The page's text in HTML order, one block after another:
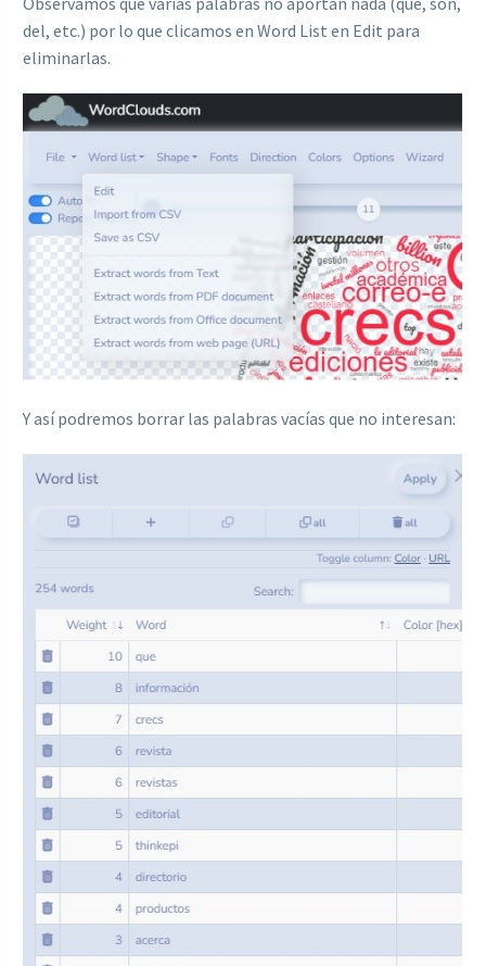
del, etc.) por lo que clicamos en Word List en Edit para
eliminarlas.
Y así podremos borrar las palabras vacías que no interesan: